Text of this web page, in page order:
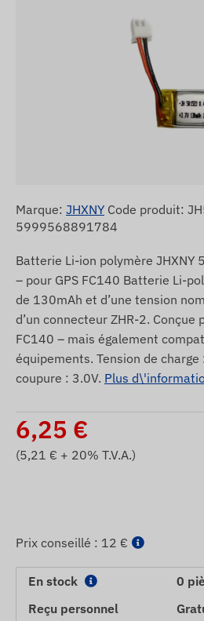
Marque: JHXNY Code produit:
5999568891784
Batterie Li-ion polymère JHXNY
– pour GPS FC140 Batterie Li-
de 130mAh et d’une tension
d’un connecteur ZHR-2. Conçue
FC140 – mais également
équipements. Tension de
coupure : 3.0V. Plus
6,25 €
(5,21 € + 20% T.V.A.)
Prix ​​conseillé : 12 €
En stock
0
Reçu personnel